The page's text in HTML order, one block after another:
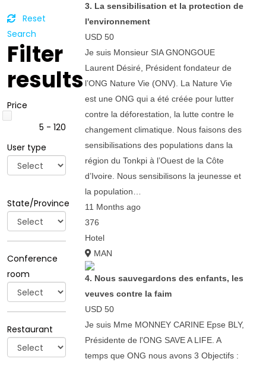
Reset
Search
Filter
results
Price
5 - 120
User type
State/Province
Conference
room
Restaurant
3. La sensibilisation et la protection de
l'environnement
USD 50
Je suis Monsieur SIA GNONGOUE
Laurent Désiré, Président fondateur de
l’ONG Nature Vie (ONV). La Nature Vie
est une ONG qui a été créée pour lutter
contre la déforestation, la lutte contre le
changement climatique. Nous faisons des
sensibilisations des populations dans la
région du Tonkpi à l’Ouest de la Côte
d’Ivoire. Nous sensibilisons la jeunesse et
la population…
11 Months ago
376
Hotel
MAN
4. Nous sauvegardons des enfants, les
veuves contre la faim
USD 50
Je suis Mme MONNEY CARINE Epse BLY,
Présidente de l'ONG SAVE A LIFE. A
temps que ONG nous avons 3 Objectifs :